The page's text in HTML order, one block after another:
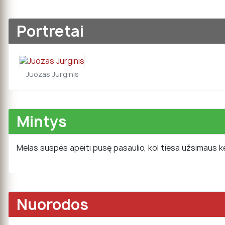
Portretai
Juozas Jurginis
Mintys
Melas suspės apeiti pusę pasaulio, kol tiesa užsimaus
Nuorodos